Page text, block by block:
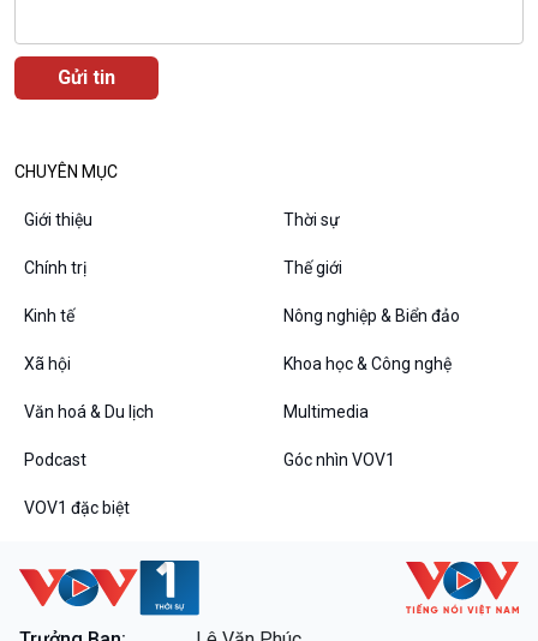
Podcast
Đối thoại
Diễn đàn chủ nhật
Thanh âm ký sự
Chân dung cuộc sống
Các chương trình đặc biệt
CHUYÊN MỤC
Giới thiệu Thời sự
Chính trị Thế giới
Kinh tế Nông nghiệp & Biển đảo
Xã hội Khoa học & Công nghệ
Văn hoá & Du lịch Multimedia
Podcast Góc nhìn VOV1
VOV1 đặc biệt